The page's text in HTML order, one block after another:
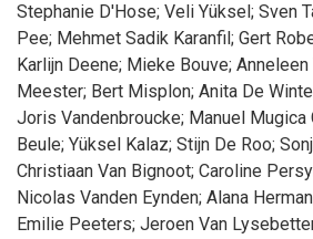
Stephanie D'Hose; Veli Yüksel; Sven
Pee; Mehmet Sadik Karanfil; Gert
Karlijn Deene; Mieke Bouve; Anneleen
Meester; Bert Misplon; Anita De
Joris Vandenbroucke; Manuel Mugica
Beule; Yüksel Kalaz; Stijn De Roo;
Christiaan Van Bignoot; Caroline
Nicolas Vanden Eynden; Alana Herman
Emilie Peeters; Jeroen Van